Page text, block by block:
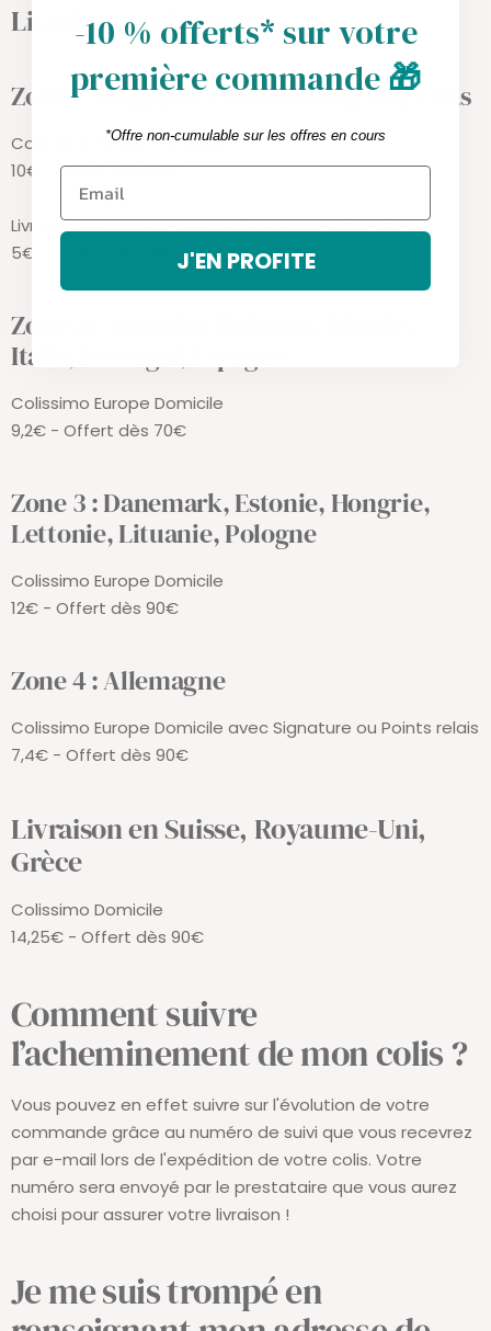
Livraison en Europe
Zone 1 : Belgique, Luxembourg, Pays-Bas
Colissimo Europe Domicile
10€ - Offert dès 90€
Livraison en point de retrait (choix après paiement)
5€ - Offert dès 60€
Zone 2 : Autriche, Finlande, Irlande,
Italie, Portugal, Espagne
Colissimo Europe Domicile
9,2€ - Offert dès 70€
Zone 3 : Danemark, Estonie, Hongrie,
Lettonie, Lituanie, Pologne
Colissimo Europe Domicile
12€ - Offert dès 90€
Zone 4 : Allemagne
Colissimo Europe Domicile avec Signature ou Points relais
7,4€ - Offert dès 90€
Livraison en Suisse, Royaume-Uni,
Grèce
Colissimo Domicile
14,25€ - Offert dès 90€
Comment suivre
l’acheminement de mon colis ?
Vous pouvez en effet suivre sur l'évolution de votre
commande grâce au numéro de suivi que vous recevrez
par e-mail lors de l'expédition de votre colis. Votre
numéro sera envoyé par le prestataire que vous aurez
choisi pour assurer votre livraison !
Je me suis trompé en
-10 % offerts* sur votre
première commande🎁
*Offre non-cumulable sur les offres en cours
J'EN PROFITE